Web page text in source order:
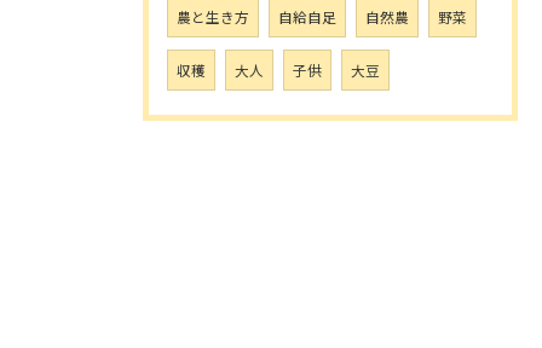
農と生き方 自給自足 自然農 野菜
収穫 大人 子供 大豆